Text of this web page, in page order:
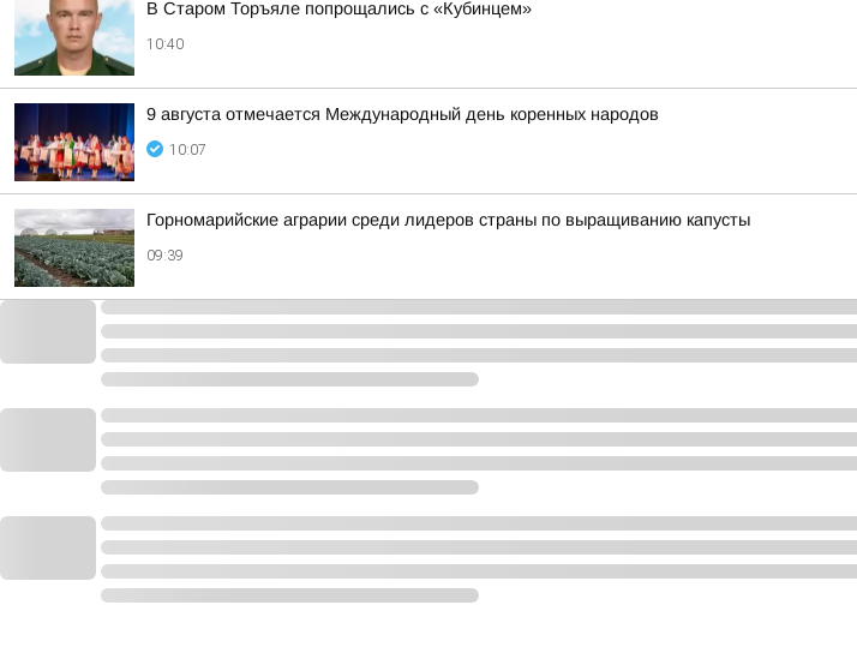
В Старом Торъяле попрощались с «Кубинцем»
10:40
9 августа отмечается Международный день коренных народов
10:07
Горномарийские аграрии среди лидеров страны по выращиванию капусты
09:39